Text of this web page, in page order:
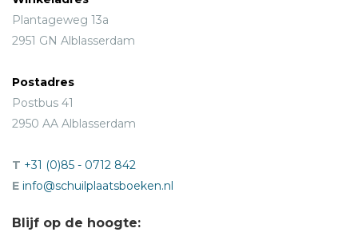
Plantageweg 13a
2951 GN Alblasserdam
Postadres
Postbus 41
2950 AA Alblasserdam
T +31 (0)85 - 0712 842
E info@schuilplaatsboeken.nl
Blijf op de hoogte: